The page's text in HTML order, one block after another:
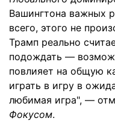
Вашингтона важных
всего, этого не
Трамп реально
подождать —
повлияет на общую
играть в игру в
любимая игра", —
Фокусом.